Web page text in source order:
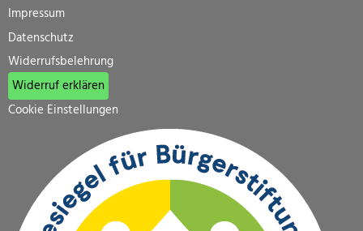
Impressum
Datenschutz
Widerrufsbelehrung
Widerruf erklären
Cookie Einstellungen